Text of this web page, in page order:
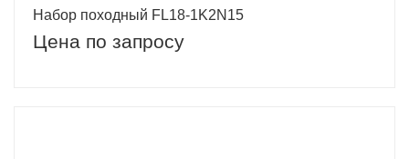
Набор походный FL18-1K2N15
Цена по запросу